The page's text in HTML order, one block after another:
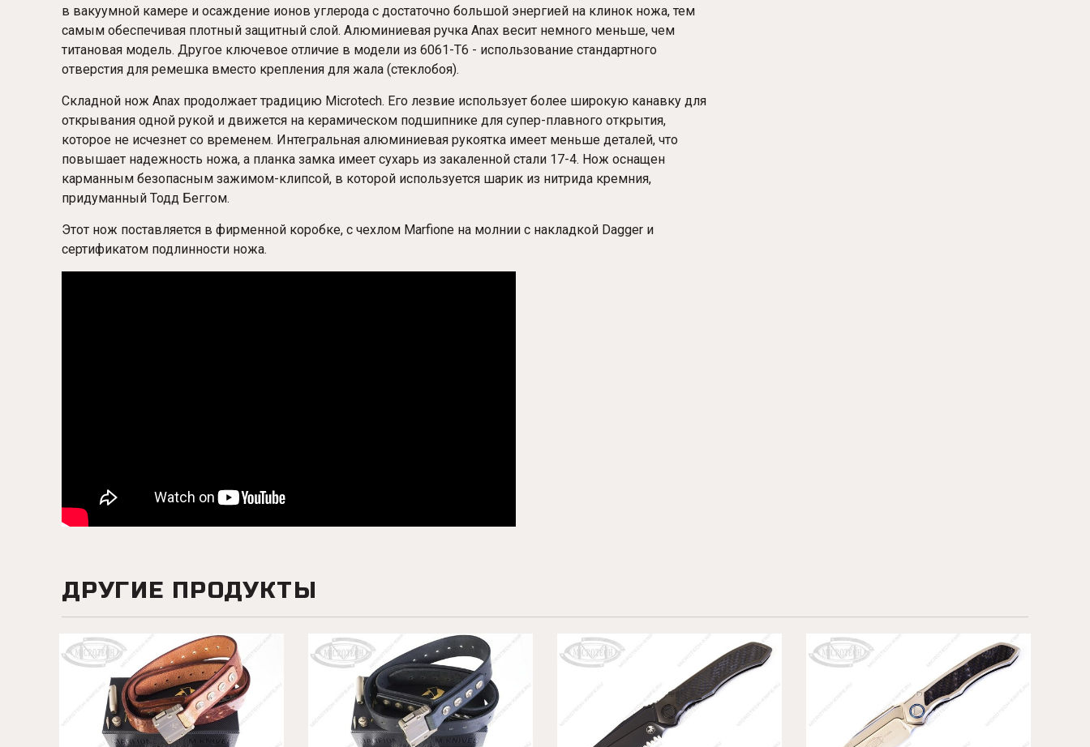
в вакуумной камере и осаждение ионов углерода с достаточно большой энергией на клинок ножа, тем
самым обеспечивая плотный защитный слой. Алюминиевая ручка Anax весит немного меньше, чем
титановая модель. Другое ключевое отличие в модели из 6061-T6 - использование стандартного
отверстия для ремешка вместо крепления для жала (стеклобоя).
Складной нож Anax продолжает традицию Microtech. Его лезвие использует более широкую канавку для
открывания одной рукой и движется на керамическом подшипнике для супер-плавного открытия,
которое не исчезнет со временем. Интегральная алюминиевая рукоятка имеет меньше деталей, что
повышает надежность ножа, а планка замка имеет сухарь из закаленной стали 17-4. Нож оснащен
карманным безопасным зажимом-клипсой, в которой используется шарик из нитрида кремния,
придуманный Тодд Беггом.
Этот нож поставляется в фирменной коробке, с чехлом Marfione на молнии с накладкой Dagger и
сертификатом подлинности ножа.
ДРУГИЕ ПРОДУКТЫ